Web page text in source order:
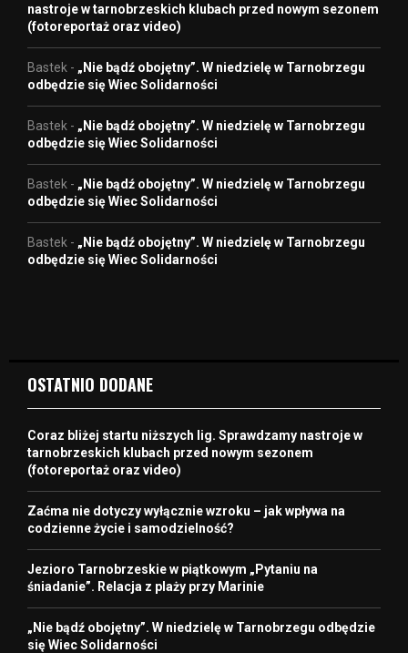
nastroje w tarnobrzeskich klubach przed nowym sezonem
(fotoreportaż oraz video)
Bastek - „Nie bądź obojętny”. W niedzielę w Tarnobrzegu
odbędzie się Wiec Solidarności
Bastek - „Nie bądź obojętny”. W niedzielę w Tarnobrzegu
odbędzie się Wiec Solidarności
Bastek - „Nie bądź obojętny”. W niedzielę w Tarnobrzegu
odbędzie się Wiec Solidarności
Bastek - „Nie bądź obojętny”. W niedzielę w Tarnobrzegu
odbędzie się Wiec Solidarności
OSTATNIO DODANE
Coraz bliżej startu niższych lig. Sprawdzamy nastroje w
tarnobrzeskich klubach przed nowym sezonem
(fotoreportaż oraz video)
Zaćma nie dotyczy wyłącznie wzroku – jak wpływa na
codzienne życie i samodzielność?
Jezioro Tarnobrzeskie w piątkowym „Pytaniu na
śniadanie”. Relacja z plaży przy Marinie
„Nie bądź obojętny”. W niedzielę w Tarnobrzegu odbędzie
się Wiec Solidarności